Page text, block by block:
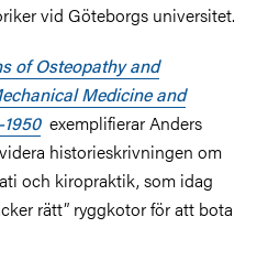
vid Göteborgs universitet.
of Osteopathy and
Medicine and
exemplifierar Anders
historieskrivningen om
och kiropraktik, som idag
rätt” ryggkotor för att bota